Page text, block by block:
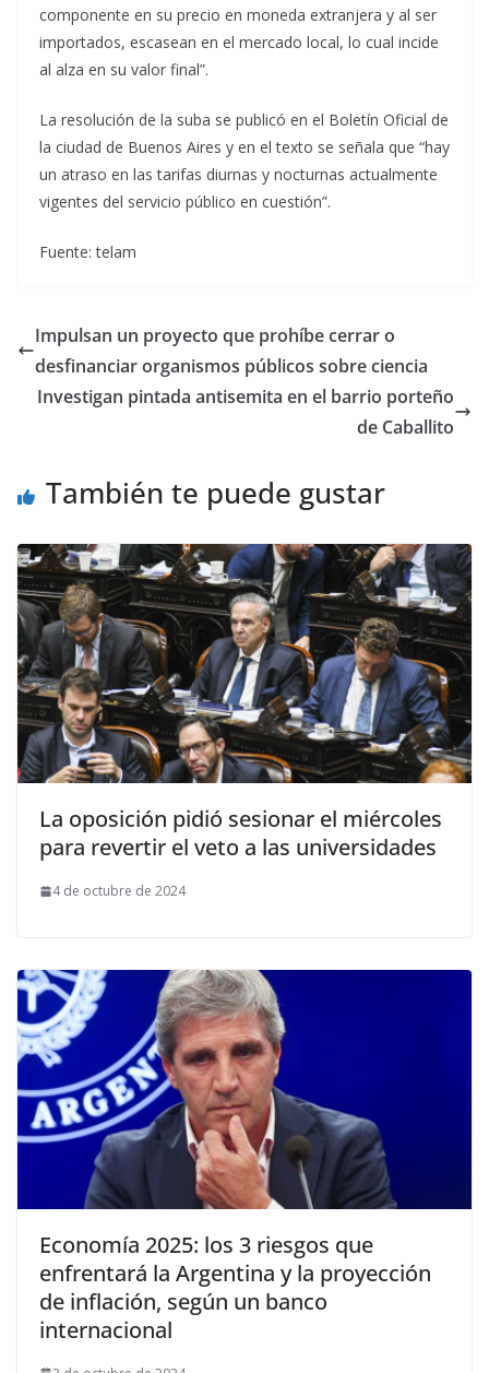
componente en su precio en moneda extranjera y al ser
importados, escasean en el mercado local, lo cual incide
al alza en su valor final”.
La resolución de la suba se publicó en el Boletín Oficial de
la ciudad de Buenos Aires y en el texto se señala que “hay
un atraso en las tarifas diurnas y nocturnas actualmente
vigentes del servicio público en cuestión”.
Fuente: telam
Impulsan un proyecto que prohíbe cerrar o
desfinanciar organismos públicos sobre ciencia
Investigan pintada antisemita en el barrio porteño
de Caballito
También te puede gustar
La oposición pidió sesionar el miércoles
para revertir el veto a las universidades
4 de octubre de 2024
Economía 2025: los 3 riesgos que
enfrentará la Argentina y la proyección
de inflación, según un banco
internacional